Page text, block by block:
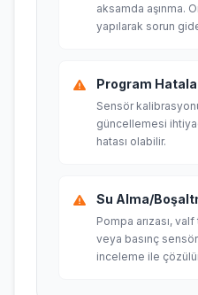
aksamda aşınma.
yapılarak sorun
Program
Sensör
güncellemesi
hatası olabilir.
Su Alma/
Pompa arızası, valf
veya basınç
inceleme ile